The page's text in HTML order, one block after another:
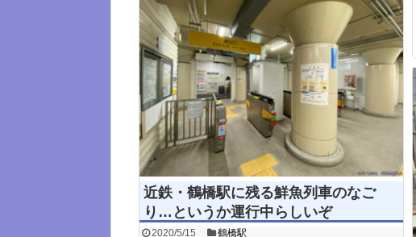
近鉄・鶴橋駅に残る鮮魚列車のなご
り…というか運行中らしいぞ
2020/5/15 鶴橋駅